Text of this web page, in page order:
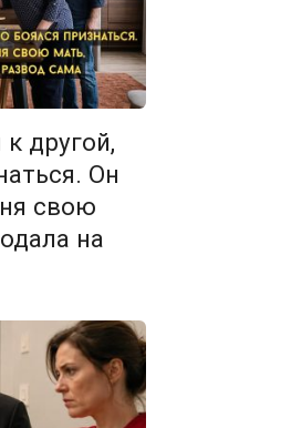
другой,
Он
свою
на